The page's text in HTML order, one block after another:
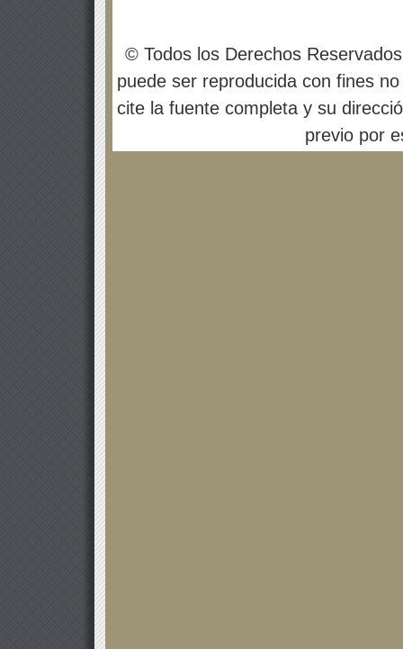
© Todos los Derechos
puede ser reproducida con fines
cite la fuente completa y su
previo por